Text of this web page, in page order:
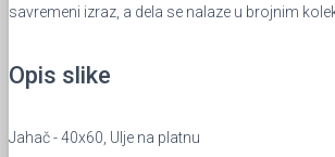
savremeni izraz, a dela se nalaze u brojnim
Opis slike
Jahač - 40x60, Ulje na platnu